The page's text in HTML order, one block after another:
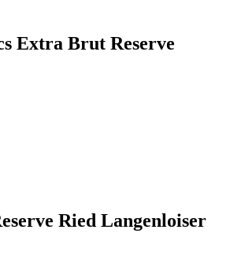
Extra Brut Reserve
Ried Langenloiser